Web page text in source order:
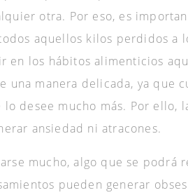
otra. Por eso, es
aquellos kilos perdidos a
en los hábitos alimenticios
manera delicada, ya que
desee mucho más. Por ello,
ansiedad ni atracones.
mucho, algo que se podrá
pueden generar